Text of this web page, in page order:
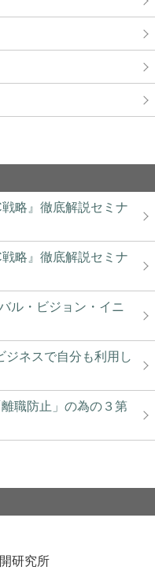
略』徹底解説セミナ
略』徹底解説セミナ
ル・ビジョン・イニ
ジネスで自分も利用し
職防止」の為の３第
研究所